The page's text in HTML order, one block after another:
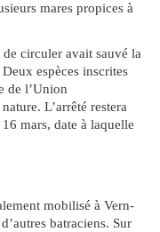
mares propices à
circuler avait sauvé la
espèces inscrites
de l’Union
L’arrêté restera
mars, date à laquelle
mobilisé à Vern-
batraciens. Sur